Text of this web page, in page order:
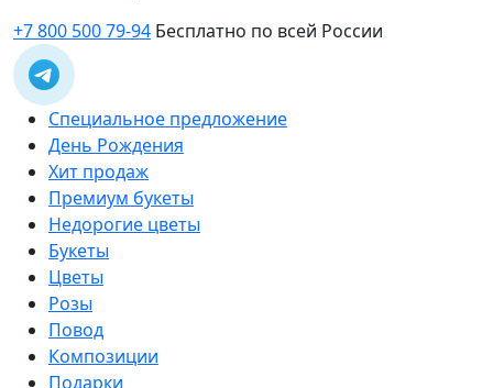
+7 800 500 79-94 Бесплатно по всей России
Специальное предложение
День Рождения
Хит продаж
Премиум букеты
Недорогие цветы
Букеты
Цветы
Розы
Повод
Композиции
Подарки